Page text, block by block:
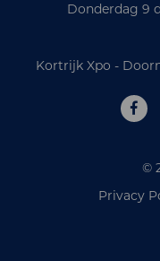
Donderdag 9
Kortrijk Xpo -
©
Privacy